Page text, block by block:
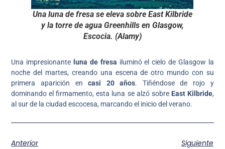
Una luna de fresa se eleva sobre East Kilbride
y la torre de agua Greenhills en Glasgow,
Escocia. (Alamy)
Una impresionante luna de fresa iluminó el cielo de Glasgow la
noche del martes, creando una escena de otro mundo con su
primera aparición encasi 20 años. Tiñéndose de rojo y
dominando el firmamento, esta luna se alzó sobre East Kilbride,
al sur de la ciudad escocesa, marcando el inicio del verano.
Anterior Siguiente